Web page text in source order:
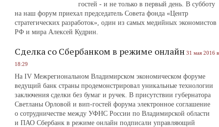
гостей ‑ и не только в первый день. В субботу
на наш форум приехал председатель Совета фонда «Центр
стратегических разработок», один из самых медийных экономистов
РФ и мира Алексей Кудрин.
Сделка со Сбербанком в режиме онлайн 31 мая 2016 в
18:29
На IV Межрегиональном Владимирском экономическом форуме
ведущий банк страны продемонстрировал уникальные технологии
заключения сделки без бумаг и ручек. В присутствии губернатора
Светланы Орловой и вип-гостей форума электронное соглашение
о сотрудничестве между УФНС России по Владимирской области
и ПАО Сбербанк в режиме онлайн подписали управляющий